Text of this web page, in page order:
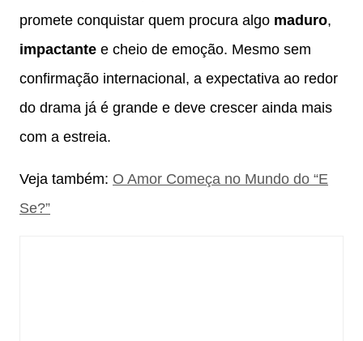
promete conquistar quem procura algo maduro,
impactante e cheio de emoção. Mesmo sem
confirmação internacional, a expectativa ao redor
do drama já é grande e deve crescer ainda mais
com a estreia.
Veja também: O Amor Começa no Mundo do “E
Se?”